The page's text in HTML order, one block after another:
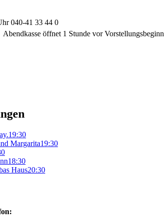
040-41 33 44 0
Abendkasse öffnet 1 Stunde vor Vorstellungsbeginn
19:30
Margarita19:30
18:30
Haus20:30